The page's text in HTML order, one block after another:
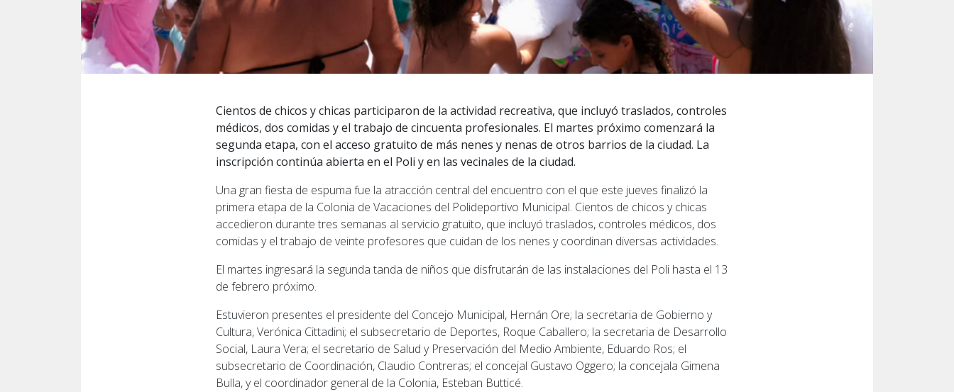
Cientos de chicos y chicas participaron de la actividad recreativa, que incluyó traslados, controles
médicos, dos comidas y el trabajo de cincuenta profesionales. El martes próximo comenzará la
segunda etapa, con el acceso gratuito de más nenes y nenas de otros barrios de la ciudad. La
inscripción continúa abierta en el Poli y en las vecinales de la ciudad.
Una gran fiesta de espuma fue la atracción central del encuentro con el que este jueves finalizó la
primera etapa de la Colonia de Vacaciones del Polideportivo Municipal. Cientos de chicos y chicas
accedieron durante tres semanas al servicio gratuito, que incluyó traslados, controles médicos, dos
comidas y el trabajo de veinte profesores que cuidan de los nenes y coordinan diversas actividades.
El martes ingresará la segunda tanda de niños que disfrutarán de las instalaciones del Poli hasta el 13
de febrero próximo.
Estuvieron presentes el presidente del Concejo Municipal, Hernán Ore; la secretaria de Gobierno y
Cultura, Verónica Cittadini; el subsecretario de Deportes, Roque Caballero; la secretaria de Desarrollo
Social, Laura Vera; el secretario de Salud y Preservación del Medio Ambiente, Eduardo Ros; el
subsecretario de Coordinación, Claudio Contreras; el concejal Gustavo Oggero; la concejala Gimena
Bulla, y el coordinador general de la Colonia, Esteban Butticé.